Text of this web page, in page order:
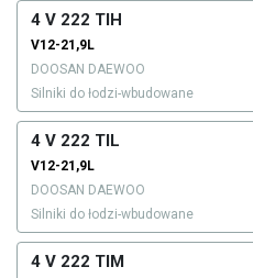
4 V 222 TIH
V12-21,9L
DOOSAN DAEWOO
Silniki do łodzi-wbudowane
4 V 222 TIL
V12-21,9L
DOOSAN DAEWOO
Silniki do łodzi-wbudowane
4 V 222 TIM